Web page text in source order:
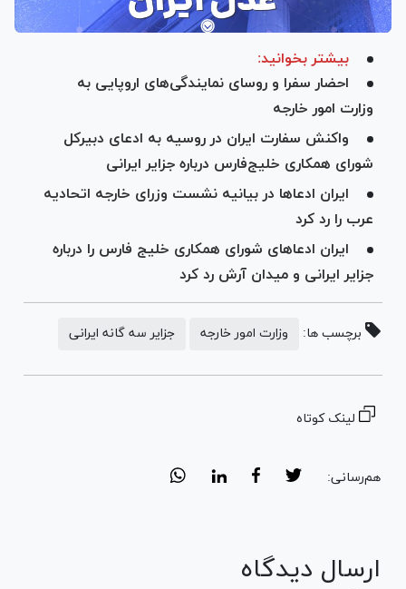
بیشتر بخوانید:
احضار سفرا و روسای نمایندگی‌های اروپایی به
وزارت امور خارجه
واکنش سفارت ایران در روسیه به ادعای دبیرکل
شورای همکاری خلیج‌فارس درباره جزایر ایرانی
ایران ادعا‌ها در بیانیه نشست وزرای خارجه اتحادیه
عرب را رد کرد
ایران ادعا‌های شورای همکاری خلیج فارس را درباره
جزایر ایرانی و میدان آرش رد کرد
برچسب ها: وزارت امور خارجه جزایر سه گانه ایرانی
لینک کوتاه
هم‌رسانی:
ارسال دیدگاه